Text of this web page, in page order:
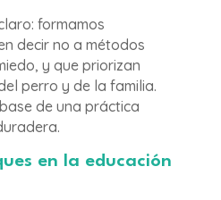
formamos
decir no a métodos
y que priorizan
perro y de la familia.
de una práctica
en la educación